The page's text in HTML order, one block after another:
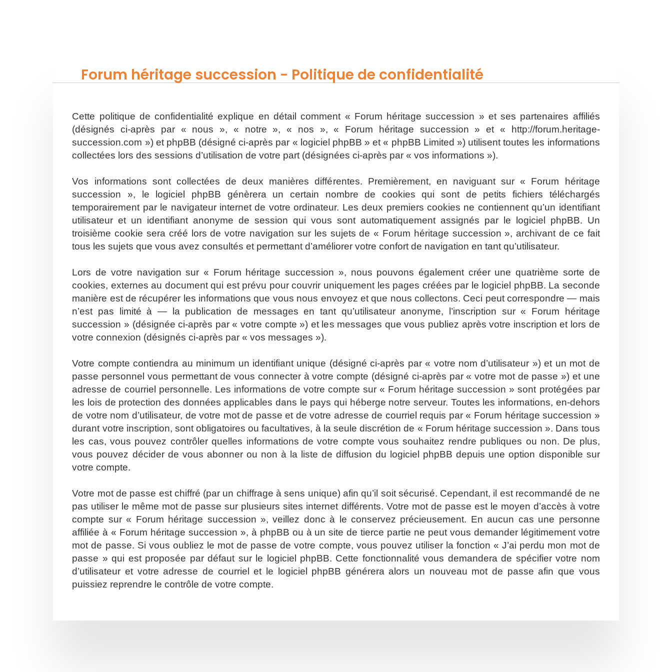
Forum héritage succession - Politique de confidentialité
Cette politique de confidentialité explique en détail comment « Forum héritage succession » et ses partenaires affiliés
(désignés ci-après par « nous », « notre », « nos », « Forum héritage succession » et « http://forum.heritage-
succession.com ») et phpBB (désigné ci-après par « logiciel phpBB » et « phpBB Limited ») utilisent toutes les informations
collectées lors des sessions d’utilisation de votre part (désignées ci-après par « vos informations »).
Vos informations sont collectées de deux manières différentes. Premièrement, en naviguant sur « Forum héritage
succession », le logiciel phpBB génèrera un certain nombre de cookies qui sont de petits fichiers téléchargés
temporairement par le navigateur internet de votre ordinateur. Les deux premiers cookies ne contiennent qu’un identifiant
utilisateur et un identifiant anonyme de session qui vous sont automatiquement assignés par le logiciel phpBB. Un
troisième cookie sera créé lors de votre navigation sur les sujets de « Forum héritage succession », archivant de ce fait
tous les sujets que vous avez consultés et permettant d’améliorer votre confort de navigation en tant qu’utilisateur.
Lors de votre navigation sur « Forum héritage succession », nous pouvons également créer une quatrième sorte de
cookies, externes au document qui est prévu pour couvrir uniquement les pages créées par le logiciel phpBB. La seconde
manière est de récupérer les informations que vous nous envoyez et que nous collectons. Ceci peut correspondre — mais
n’est pas limité à — la publication de messages en tant qu’utilisateur anonyme, l’inscription sur « Forum héritage
succession » (désignée ci-après par « votre compte ») et les messages que vous publiez après votre inscription et lors de
votre connexion (désignés ci-après par « vos messages »).
Votre compte contiendra au minimum un identifiant unique (désigné ci-après par « votre nom d’utilisateur ») et un mot de
passe personnel vous permettant de vous connecter à votre compte (désigné ci-après par « votre mot de passe ») et une
adresse de courriel personnelle. Les informations de votre compte sur « Forum héritage succession » sont protégées par
les lois de protection des données applicables dans le pays qui héberge notre serveur. Toutes les informations, en-dehors
de votre nom d’utilisateur, de votre mot de passe et de votre adresse de courriel requis par « Forum héritage succession »
durant votre inscription, sont obligatoires ou facultatives, à la seule discrétion de « Forum héritage succession ». Dans tous
les cas, vous pouvez contrôler quelles informations de votre compte vous souhaitez rendre publiques ou non. De plus,
vous pouvez décider de vous abonner ou non à la liste de diffusion du logiciel phpBB depuis une option disponible sur
votre compte.
Votre mot de passe est chiffré (par un chiffrage à sens unique) afin qu’il soit sécurisé. Cependant, il est recommandé de ne
pas utiliser le même mot de passe sur plusieurs sites internet différents. Votre mot de passe est le moyen d’accès à votre
compte sur « Forum héritage succession », veillez donc à le conservez précieusement. En aucun cas une personne
affiliée à « Forum héritage succession », à phpBB ou à un site de tierce partie ne peut vous demander légitimement votre
mot de passe. Si vous oubliez le mot de passe de votre compte, vous pouvez utiliser la fonction « J’ai perdu mon mot de
passe » qui est proposée par défaut sur le logiciel phpBB. Cette fonctionnalité vous demandera de spécifier votre nom
d’utilisateur et votre adresse de courriel et le logiciel phpBB générera alors un nouveau mot de passe afin que vous
puissiez reprendre le contrôle de votre compte.